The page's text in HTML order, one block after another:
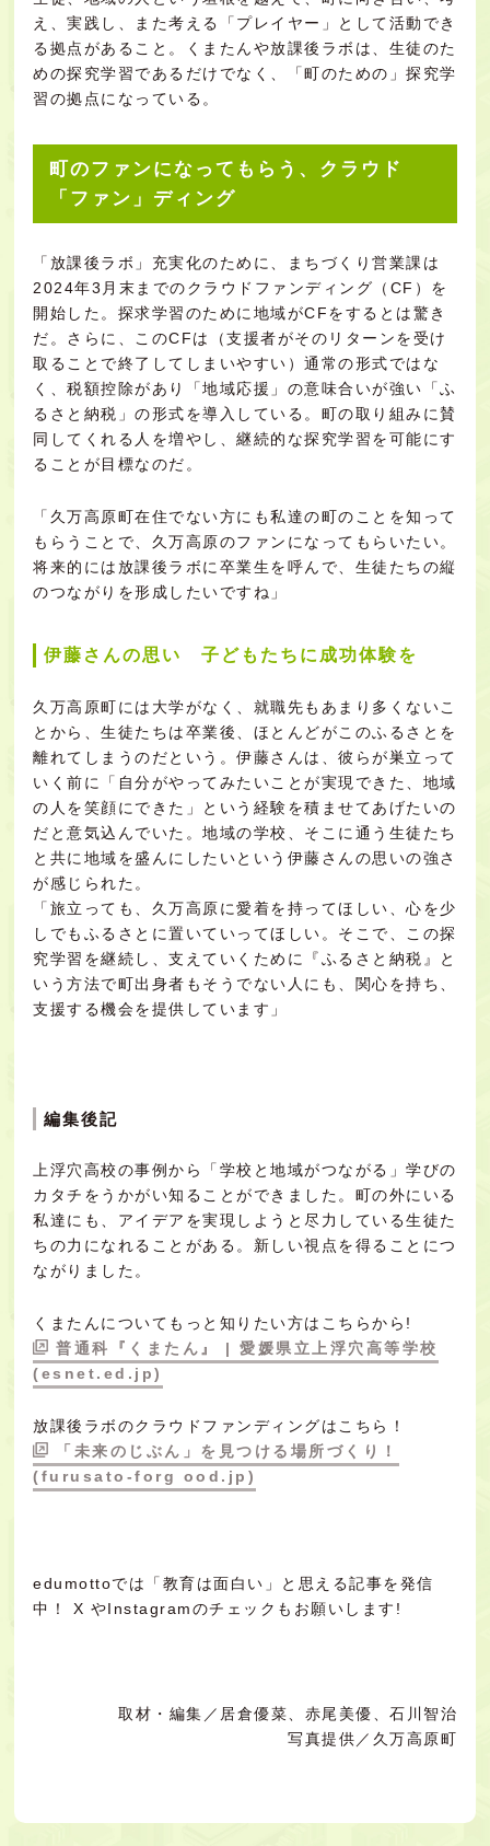
え、実践し、また考える「プレイヤー」として活動でき
る拠点があること。くまたんや放課後ラボは、生徒のた
めの探究学習であるだけでなく、「町のための」探究学
習の拠点になっている。
町のファンになってもらう、クラウド
「ファン」ディング
「放課後ラボ」充実化のために、まちづくり営業課は
2024年3月末までのクラウドファンディング（CF） を
開始した。探求学習のために地域がCFをするとは驚き
だ。さらに、このCFは（支援者がそのリターンを受け
取ることで終了してしまいやすい）通常の形式ではな
く、税額控除があり「地域応援」の意味合いが強い「ふ
るさと納税」の形式を導入している。町の取り組みに賛
同してくれる人を増やし、継続的な探究学習を可能にす
ることが目標なのだ。
「久万高原町在住でない方にも私達の町のことを知って
もらうことで、久万高原のファンになってもらいたい。
将来的には放課後ラボに卒業生を呼んで、生徒たちの縦
のつながりを形成したいですね」
伊藤さんの思い 子どもたちに成功体験を
久万高原町には大学がなく、就職先もあまり多くないこ
とから、生徒たちは卒業後、ほとんどがこのふるさとを
離れてしまうのだという。伊藤さんは、彼らが巣立って
いく前に「自分がやってみたいことが実現できた、地域
の人を笑顔にできた」という経験を積ませてあげたいの
だと意気込んでいた。地域の学校、そこに通う生徒たち
と共に地域を盛んにしたいという伊藤さんの思いの強さ
が感じられた。
「旅立っても、久万高原に愛着を持ってほしい、心を少
しでもふるさとに置いていってほしい。そこで、この探
究学習を継続し、支えていくために『ふるさと納税』と
いう方法で町出身者もそうでない人にも、関心を持ち、
支援する機会を提供しています」
編集後記
上浮穴高校の事例から「学校と地域がつながる」学びの
カタチをうかがい知ることができました。町の外にいる
私達にも、アイデアを実現しようと尽力している生徒た
ちの力になれることがある。新しい視点を得ることにつ
ながりました。
くまたんについてもっと知りたい方はこちらから!
普通科『くまたん』 | 愛媛県立上浮穴高等学校
(esnet.ed.jp)
放課後ラボのクラウドファンディングはこちら！
「未来のじぶん」を見つける場所づくり！
(furusato-forg ood.jp)
edumottoでは「教育は面白い」と思える記事を発信
中！ X やInstagramのチェックもお願いします!
取材・編集／居倉優菜、赤尾美優、石川智治
写真提供／久万高原町